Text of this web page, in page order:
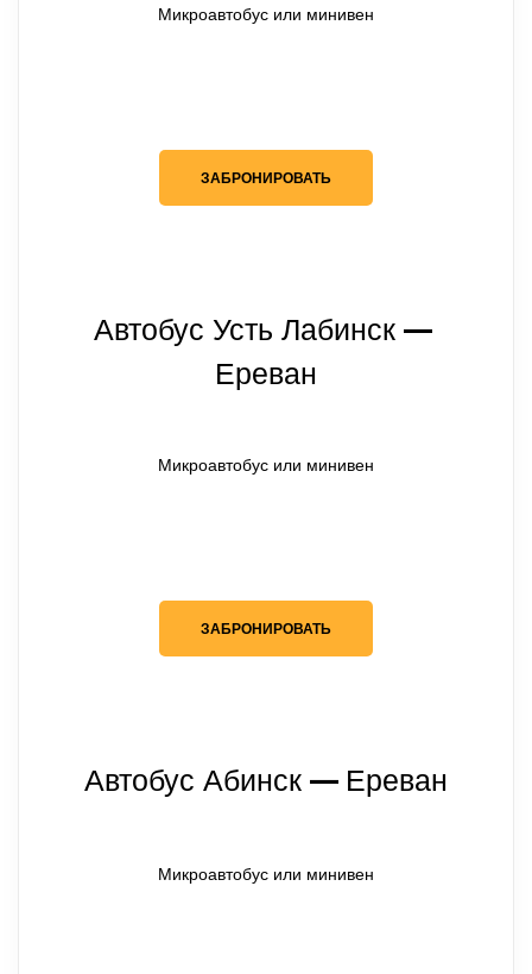
Микроавтобус или минивен
ЗАБРОНИРОВАТЬ
Автобус Усть Лабинск —
Ереван
Микроавтобус или минивен
ЗАБРОНИРОВАТЬ
Автобус Абинск — Ереван
Микроавтобус или минивен